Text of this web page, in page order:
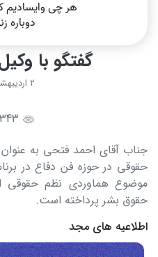
گفتگو با
۲ اردیبهشت ۱۴۰۳
جناب آقای احمد فتحی به
حقوقی در حوزه فن دفاع در
موضوع هماوردی نظم حقوقی
حقوق بشر پرداخته است.
اطلاعیه های مجد